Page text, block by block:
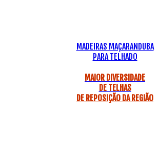
MADEIRAS MAÇARANDUBA
PARA TELHADO
MAIOR DIVERSIDADE
DE TELHAS
DE REPOSIÇÃO DA REGIÃO